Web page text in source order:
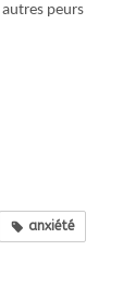
autres peurs
anxiété